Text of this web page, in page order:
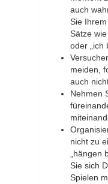
auch
Sie
Sätze
oder „ich
meiden,
auch
Nehmen
nicht zu
„hängen
Sie sich
Spielen